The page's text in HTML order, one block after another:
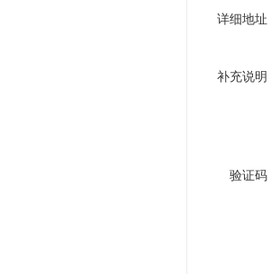
详细地址
补充说明
验证码